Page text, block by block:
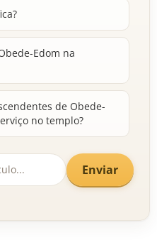
Edom na
de Obede-
no templo?
Enviar